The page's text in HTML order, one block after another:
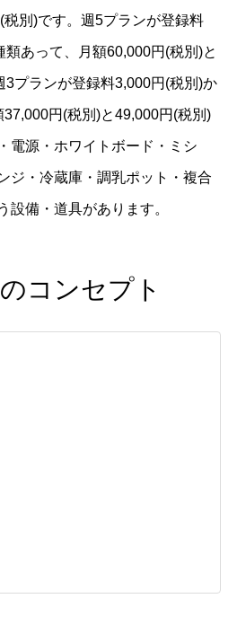
別)です。週5プランが登録料
あって、月額60,000円(税別)と
3プランが登録料3,000円(税別)か
円(税別)と49,000円(税別)
電源・ホワイトボード・ミシ
ジ・冷蔵庫・調乳ポット・複合
設備・道具があります。
コンセプト